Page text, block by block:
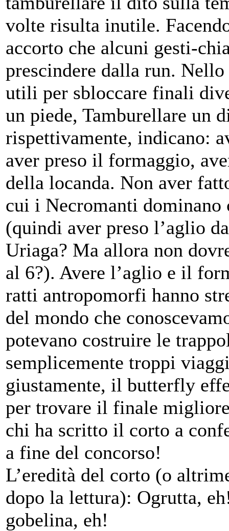
volte risulta inutile.
accorto che alcuni gesti-
prescindere dalla run.
utili per sbloccare finali
un piede, Tamburellare un
rispettivamente, indicano:
aver preso il formaggio,
della locanda. Non aver
cui i Necromanti
(quindi aver preso l’aglio
Uriaga? Ma allora non
al 6?). Avere l’aglio e il
ratti antropomorfi hanno
del mondo che
potevano costruire le
semplicemente troppi
giustamente, il butterfly
per trovare il finale
chi ha scritto il corto a
a fine del concorso!
L’eredità del corto (o
dopo la lettura): Ogrutta,
gobelina, eh!